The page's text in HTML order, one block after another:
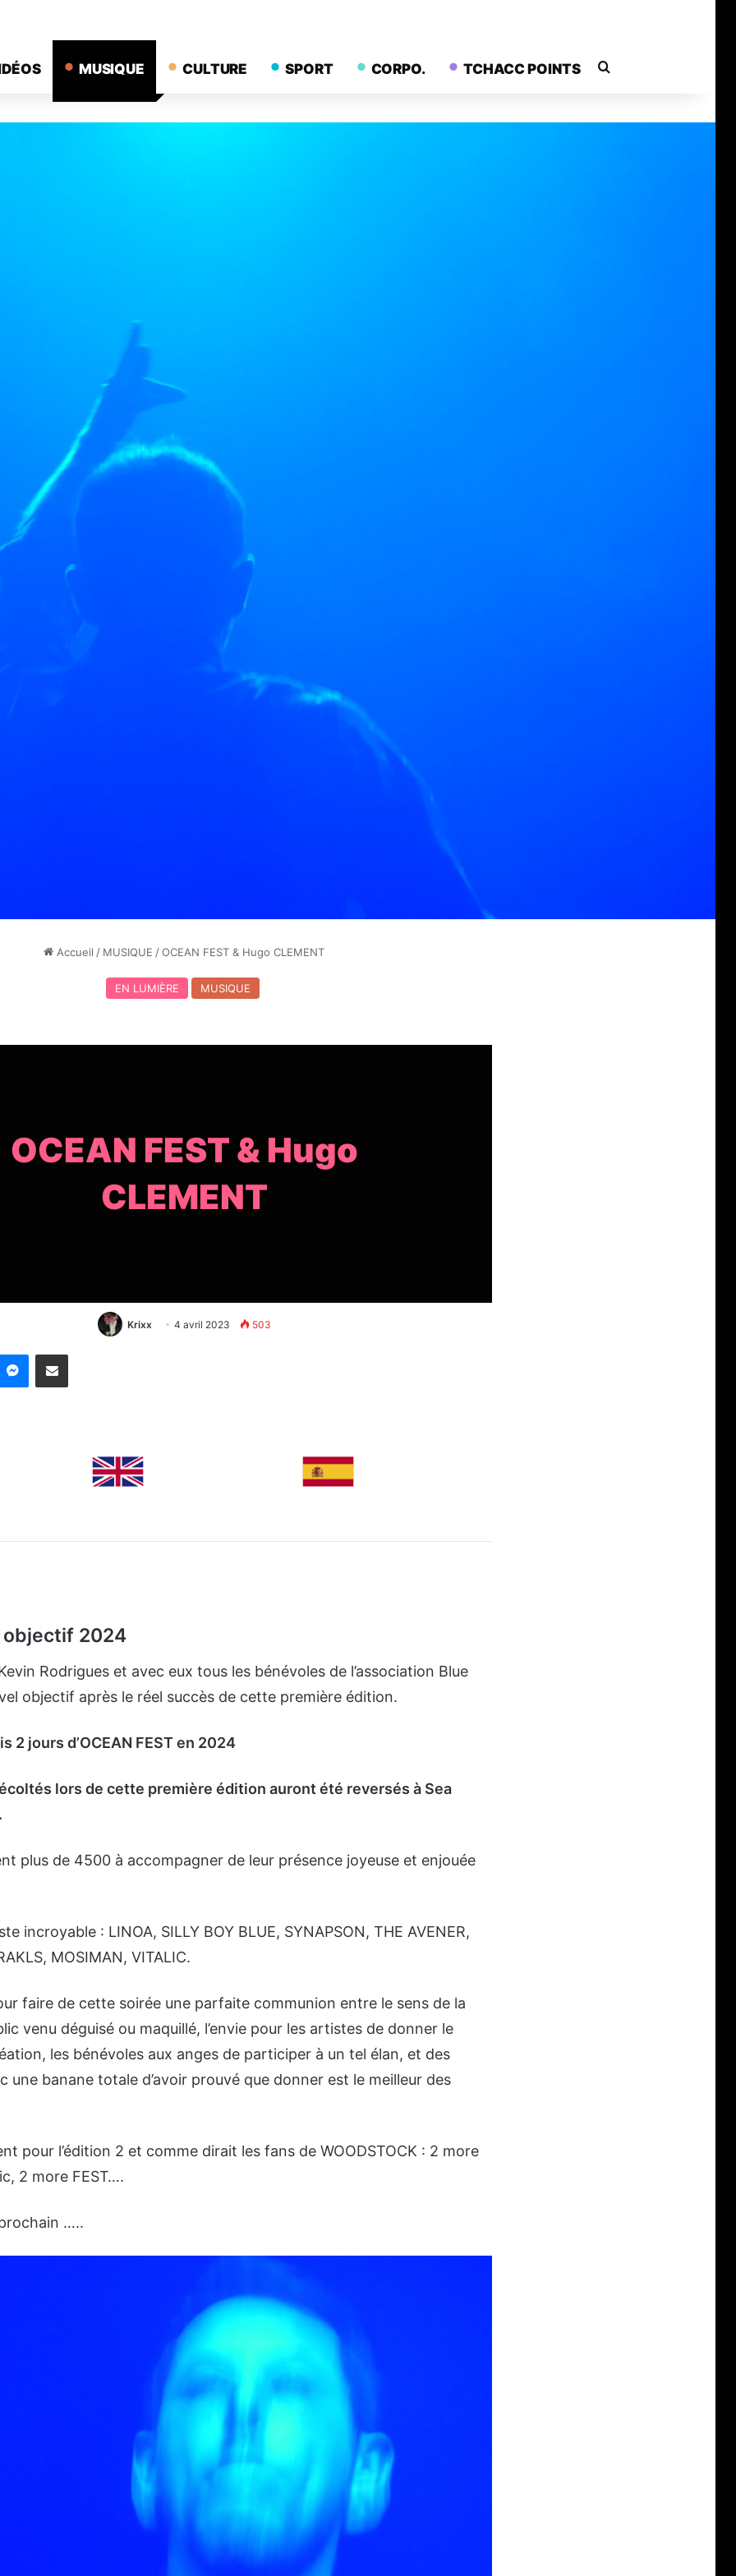
MUSIQUE CULTURE SPORT CORPO. TCHACC POINTS
Accueil / MUSIQUE /OCEAN FEST & Hugo CLEMENT
EN LUMIÈRE MUSIQUE
OCEAN FEST & Hugo
CLEMENT
Krixx 4 avril 2023 503
Messenger
Partager par email
objectif 2024
Rodrigues et avec eux tous les bénévoles de l’association Blue
objectif après le réel succès de cette première édition.
2 jours d’OCEAN FEST en 2024
lors de cette première édition auront été reversés à Sea
plus de 4500 à accompagner de leur présence joyeuse et enjouée
incroyable : LINOA, SILLY BOY BLUE, SYNAPSON, THE AVENER,
MOSIMAN, VITALIC.
faire de cette soirée une parfaite communion entre le sens de la
venu déguisé ou maquillé, l’envie pour les artistes de donner le
les bénévoles aux anges de participer à un tel élan, et des
une banane totale d’avoir prouvé que donner est le meilleur des
pour l’édition 2 et comme dirait les fans de WOODSTOCK : 2 more
2 more FEST….
…..